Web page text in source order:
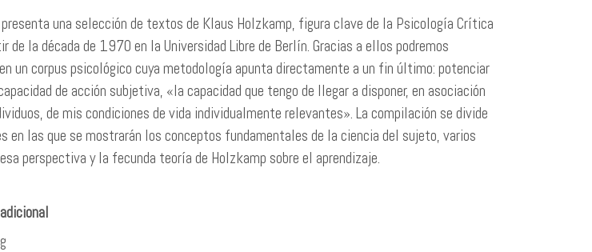
una selección de textos de Klaus Holzkamp, figura clave de la Psicología Crítica
de la década de 1970 en la Universidad Libre de Berlín. Gracias a ellos podremos
un corpus psicológico cuya metodología apunta directamente a un fin último: potenciar
de acción subjetiva, «la capacidad que tengo de llegar a disponer, en asociación
de mis condiciones de vida individualmente relevantes». La compilación se divide
en las que se mostrarán los conceptos fundamentales de la ciencia del sujeto, varios
perspectiva y la fecunda teoría de Holzkamp sobre el aprendizaje.